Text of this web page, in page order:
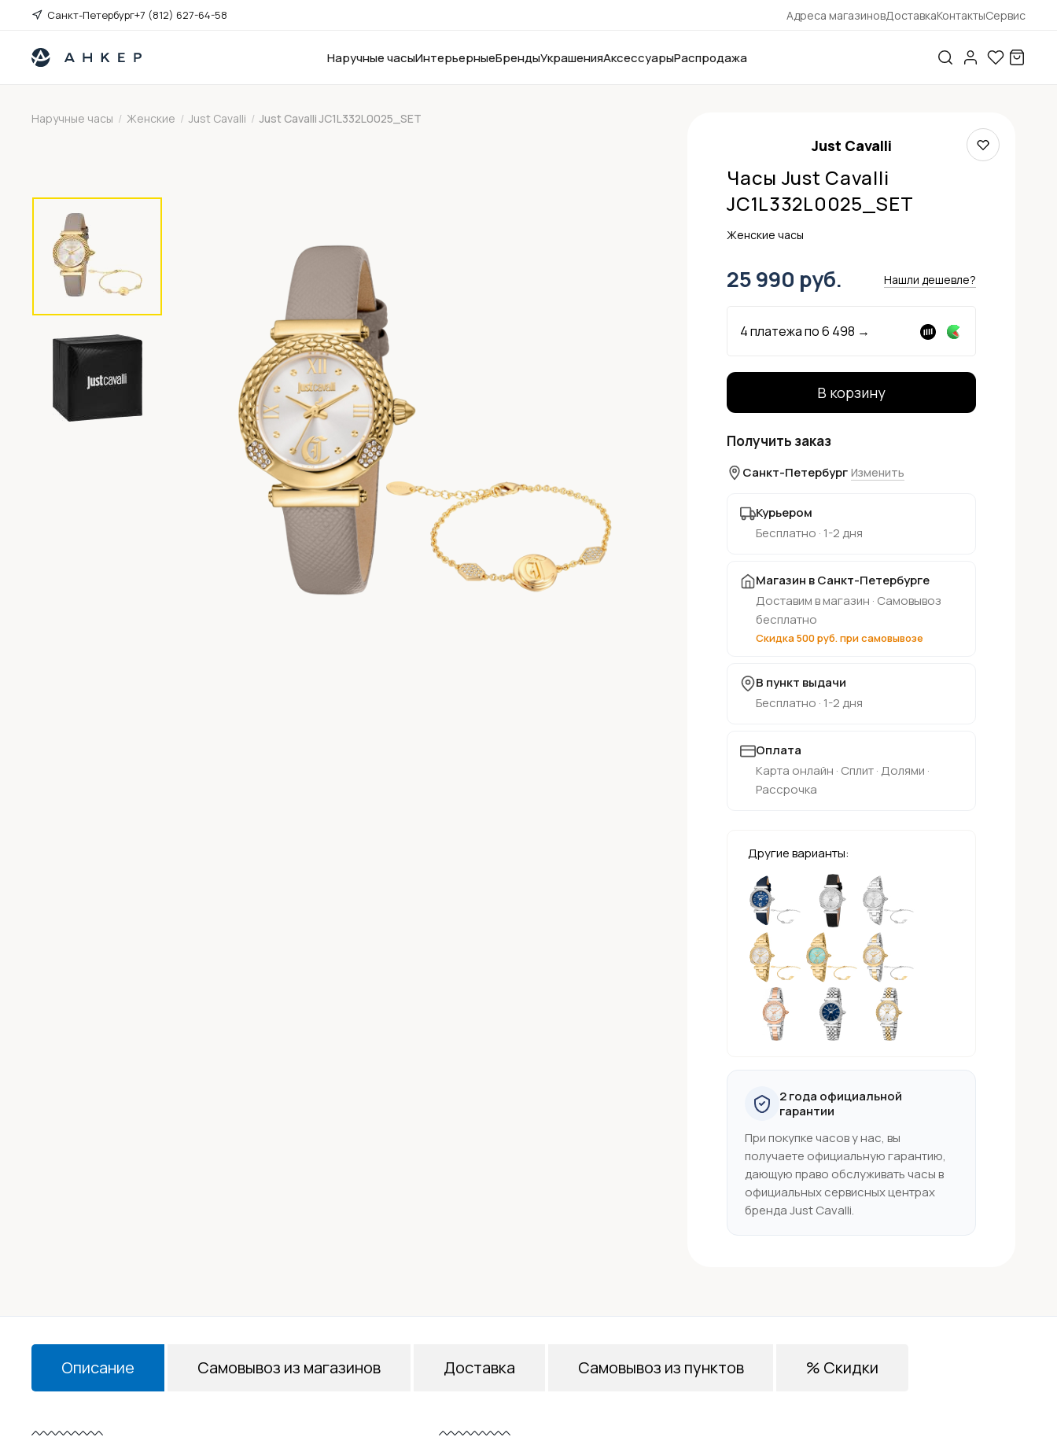
Санкт-Петербург+7 (812) 627-64-58 Адреса магазиновДоставкаКонтактыСервис
Наручные часыИнтерьерныеБрендыУкрашенияАксессуарыРаспродажа
Наручные часы / Женские / Just Cavalli / Just Cavalli JC1L332L0025_SET
Just Cavalli
Часы Just Cavalli
JC1L332L0025_SET
Женские часы
25 990 руб. Нашли дешевле?
4 платежа по6 498 →
В корзину
Получить заказ
Санкт-Петербург Изменить
Курьером
Бесплатно · 1-2 дня
Магазин в Санкт-Петербурге
Доставим в магазин · Самовывоз
бесплатно
Скидка 500 руб. при самовывозе
В пункт выдачи
Бесплатно · 1-2 дня
Оплата
Карта онлайн · Сплит · Долями ·
Рассрочка
Другие варианты:
2 года официальной
гарантии
При покупке часов у нас, вы
получаете официальную гарантию,
дающую право обслуживать часы в
официальных сервисных центрах
бренда Just Cavalli.
Описание Самовывоз из магазинов Доставка Самовывоз из пунктов % Скидки